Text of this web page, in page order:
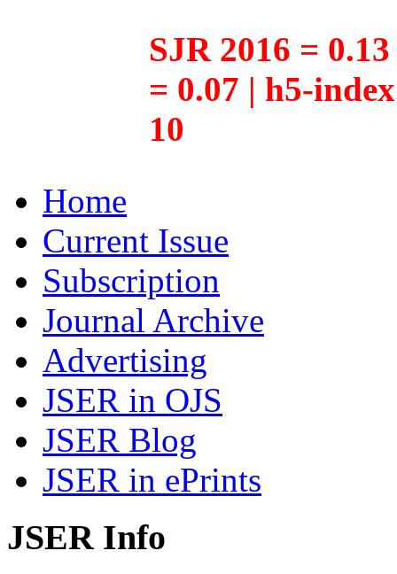
SJR 2016 =
= 0.07 | h5-
10
Home
Current Issue
Subscription
Journal Archive
Advertising
JSER in OJS
JSER Blog
JSER in ePrints
JSER Info